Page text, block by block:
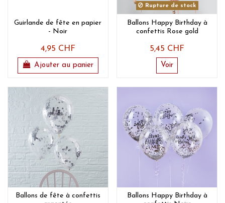
Guirlande de fête en papier
- Noir
4,95 CHF
Ajouter au panier
Rupture de stock
Ballons Happy Birthday à
confettis Rose gold
5,45 CHF
Voir
Ballons de fête à confettis
Ballons Happy Birthday à